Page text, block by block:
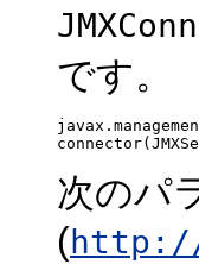
です。
次のパ
(http://